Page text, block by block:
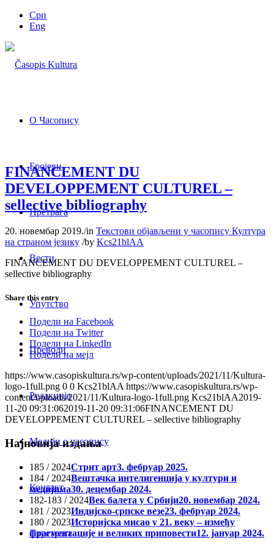
Срп
Eng
О Часопису
Бројеви
Претрага
Вести
Упутство
Преводи
Редакција
Медији о часопису
Контакт
Птретрага
FINANCEMENT DU
DEVELOPPEMENT CULTUREL –
sellective bibliography
20. новембар 2019./in Текстови објављени у часопису Култура
на страном језику /by Kcs21blAA
FINANCEMENT DU DEVELOPPEMENT CULTUREL –
sellective bibliography
Share this entry
Подели на Facebook
Подели на Twitter
Подели на LinkedIn
Подели на мејл
https://www.casopiskultura.rs/wp-content/uploads/2021/11/Kultura-
logo-1full.png 0 0 Kcs21blAA https://www.casopiskultura.rs/wp-
content/uploads/2021/11/Kultura-logo-1full.png Kcs21blAA2019-
11-20 09:31:062019-11-20 09:31:06FINANCEMENT DU
DEVELOPPEMENT CULTUREL – sellective bibliography
Најновија издања
185 / 2024Стрит арт3. фебруар 2025.
184 / 2024Вештачка интелигенција у култури и
медијима30. децембар 2024.
182-183 / 2024Век балета у Србији20. новембар 2024.
181 / 2023Индијско-српске везе23. фебруар 2024.
180 / 2023Историјска мисао у 21. веку – између
фрагментације и великих приповести12. јануар 2024.